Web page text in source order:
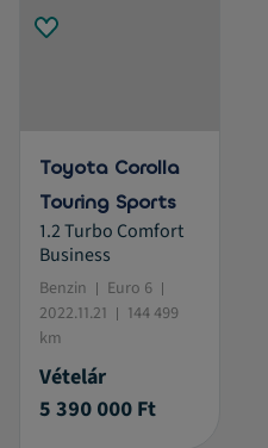
Toyota Corolla
Touring Sports
1.2 Turbo Comfort
Business
Benzin
Euro 6
2022.11.21
144 499
km
Vételár
5 390 000 Ft